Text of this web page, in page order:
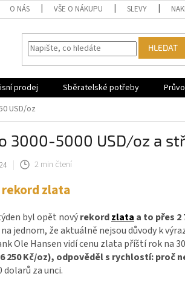
O NÁS VŠE O NÁKUPU SLEVY
HLEDAT
prodej Sběratelské potřeby
USD/oz
3000-5000 USD/oz a
2 min čtení
zlata
byl opět novýrekordzlata a to přes 2
jednom, že aktuálně nejsou důvody k
Ole Hansen vidí cenu zlata příští rok na
250 Kč/oz), odpověděl s rychlostí: proč
dolarů za unci.